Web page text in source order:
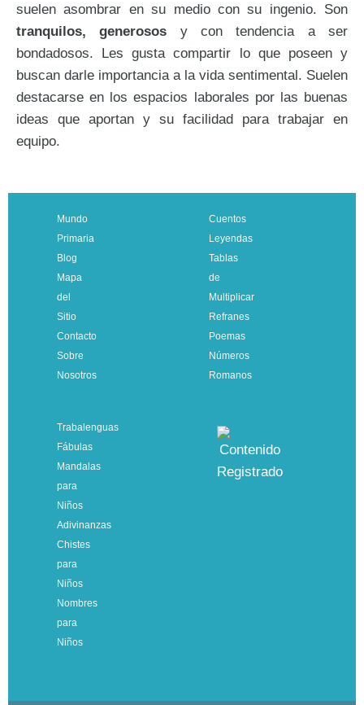
suelen asombrar en su medio con su ingenio. Son
tranquilos, generosos y con tendencia a ser
bondadosos. Les gusta compartir lo que poseen y
buscan darle importancia a la vida sentimental. Suelen
destacarse en los espacios laborales por las buenas
ideas que aportan y su facilidad para trabajar en
equipo.
Mundo
Primaria
Blog
Mapa
del
Sitio
Contacto
Sobre
Nosotros
Cuentos
Leyendas
Tablas
de
Multiplicar
Refranes
Poemas
Números
Romanos
Trabalenguas
Fábulas
Mandalas
para
Niños
Adivinanzas
Chistes
para
Niños
Nombres
para
Niños